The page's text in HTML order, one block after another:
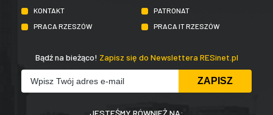
KONTAKT
PATRONAT
PRACA RZESZÓW
PRACA IT RZESZÓW
Bądź na bieżąco! Zapisz się do Newslettera RESinet.pl
JESTEŚMY RÓWNIEŻ NA: